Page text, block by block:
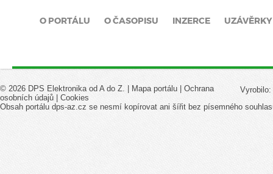
O PORTÁLU O ČASOPISU INZERCE UZÁVĚRKY
Vyrobilo:
© 2026 DPS Elektronika od A do Z. | Mapa portálu
Ochrana
osobních údajů
Cookies
Obsah portálu dps-az.cz se nesmí kopírovat ani šířit bez písemného